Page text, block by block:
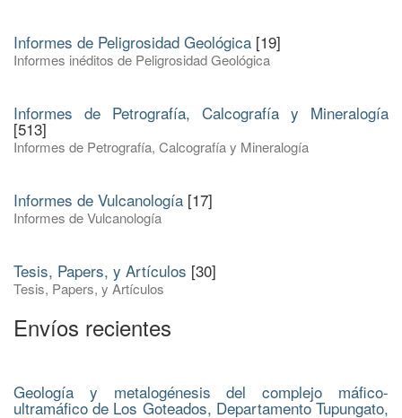
Informes de Peligrosidad Geológica [19]
Informes inéditos de Peligrosidad Geológica
Informes de Petrografía, Calcografía y Mineralogía
[513]
Informes de Petrografía, Calcografía y Mineralogía
Informes de Vulcanología [17]
Informes de Vulcanología
Tesis, Papers, y Artículos [30]
Tesis, Papers, y Artículos
Envíos recientes
Geología y metalogénesis del complejo máfico-
ultramáfico de Los Goteados, Departamento Tupungato,